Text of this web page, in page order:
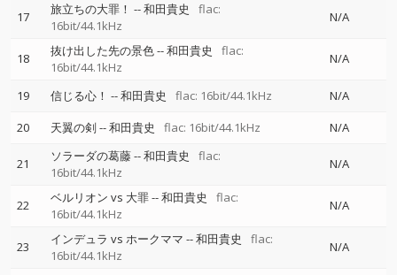
17 旅立ちの大罪！ --和田貴史
flac:
16bit/44.1kHz
N/A
18 抜け出した先の景色--和田貴史
flac:
16bit/44.1kHz
N/A
19 信じる心！ --和田貴史 flac: 16bit/44.1kHz
N/A
20
天翼の剣--和田貴史 flac: 16bit/44.1kHz N/A
21 ソラーダの葛藤--和田貴史
flac:
16bit/44.1kHz
N/A
22 ベルリオン vs 大罪--和田貴史
flac:
16bit/44.1kHz
N/A
23 インデュラ vs ホークママ --和田貴史
flac:
16bit/44.1kHz
N/A